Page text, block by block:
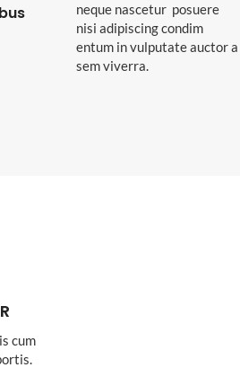
neque nascetur posuere
nisi adipiscing condim
entum in vulputate auctor a
sem viverra.
cum